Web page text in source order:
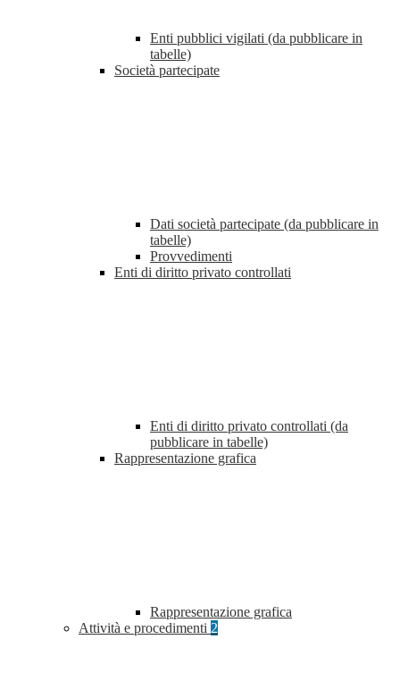
Enti pubblici vigilati (da pubblicare in
tabelle)
Società partecipate
Dati società partecipate (da pubblicare in
tabelle)
Provvedimenti
Enti di diritto privato controllati
Enti di diritto privato controllati (da
pubblicare in tabelle)
Rappresentazione grafica
Rappresentazione grafica
Attività e procedimenti 2